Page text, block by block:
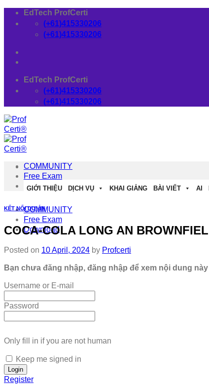
Skip
EdTech ProfCerti
(+61)415330206
(+61)415330206
EdTech ProfCerti
(+61)415330206
(+61)415330206
GIỚI THIỆU DỊCH VỤ KHAI GIẢNG BÀI VIẾT AI
COMMUNITY
Free Exam
Download
COMMUNITY
Free Exam
Download
KẾT NỐI DỰ ÁN
COCA-COLA LONG AN
Posted on 10 April, 2024 by Profcerti
Bạn chưa đăng nhập, đăng nhập để xem nội dung này
Username or E-mail
Password
Only fill in if you are not human
Keep me signed in
Register